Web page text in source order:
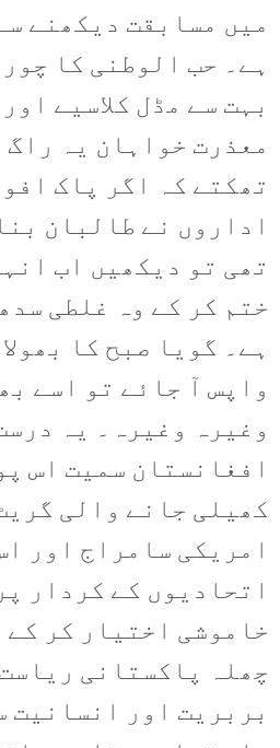
میں مسابقت دیکھنے
ہے۔ حب الوطنی کا
بہت سے مڈل کلاسیے
معذرت خواہان یہ راگ
تھکتے کہ اگر پاک
اداروں نے طالبان
تھی تو دیکھیں اب
ختم کر کے وہ غلطی
ہے۔ گویا صبح کا
واپس آ جائے تو اسے
وغیرہ وغیرہ۔ یہ
افغانستان سمیت اس
کھیلی جانے والی
امریکی سامراج اور
اتحادیوں کے کردار
خاموشی اختیار کر
چھلہ پاکستانی
بربریت اور انسانیت